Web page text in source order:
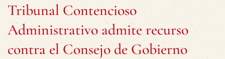
Tribunal Contencioso
Administrativo admite recurso
contra el Consejo de Gobierno